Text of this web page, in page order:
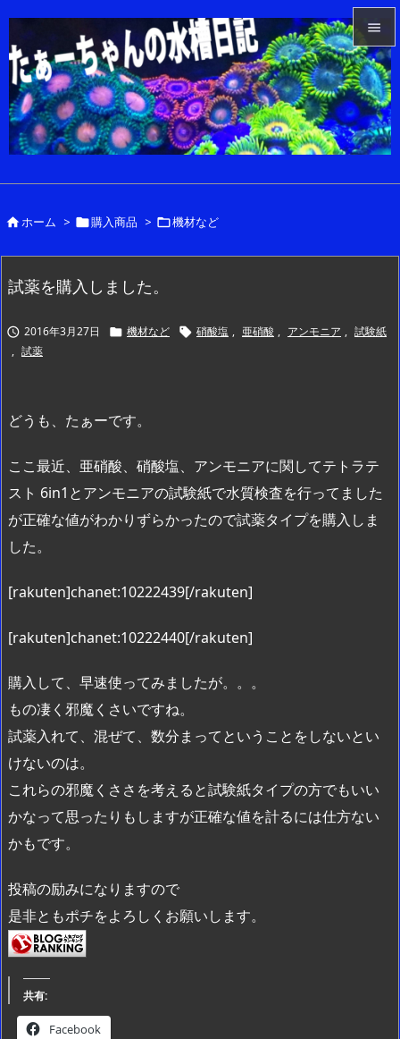


メニュ

サイド


ホーム > 購入商品 > 機材など
試薬を購入しました。
 2016年3月27日  機材など  硝酸塩 , 亜硝酸 , アンモニア , 試験紙
, 試薬
どうも、たぁーです。
ここ最近、亜硝酸、硝酸塩、アンモニアに関してテトラテ
スト 6in1とアンモニアの試験紙で水質検査を行ってました
が正確な値がわかりずらかったので試薬タイプを購入しま
した。
[rakuten]chanet:10222439[/rakuten]
[rakuten]chanet:10222440[/rakuten]
購入して、早速使ってみましたが。。。
もの凄く邪魔くさいですね。
試薬入れて、混ぜて、数分まってということをしないとい
けないのは。
これらの邪魔くささを考えると試験紙タイプの方でもいい
かなって思ったりもしますが正確な値を計るには仕方ない
かもです。
投稿の励みになりますので
是非ともポチをよろしくお願いします。
共有:
Facebook